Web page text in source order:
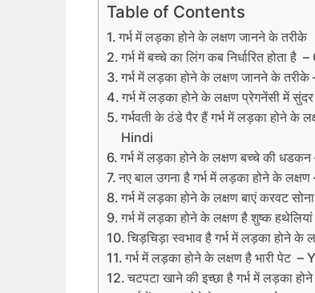
Table of Contents
गर्भ में लड़का होने के लक्षण जानने के तरीके
गर्भ में बच्‍चे का लिंग कब निर्धा‍रित
गर्भ में लड़का होने के लक्षण जानने के
गर्भ में लड़का होने के लक्षण प्रेगनेंसी
गर्भवती के ठंडे पैर हैं गर्भ में लड़का होने
Hindi
गर्भ में लड़का होने के लक्षण बच्‍चे की
नए बाल उगना है गर्भ में लड़का होने के
गर्भ में लड़का होने के लक्षण बाएं करवट
गर्भ में लड़का होने के लक्षण है शुष्‍क
चिड़चिड़ा स्वभाव है गर्भ में लड़का
गर्भ में लड़का होने के लक्षण है भारी
चटपटा खाने की इच्‍छा है गर्भ में